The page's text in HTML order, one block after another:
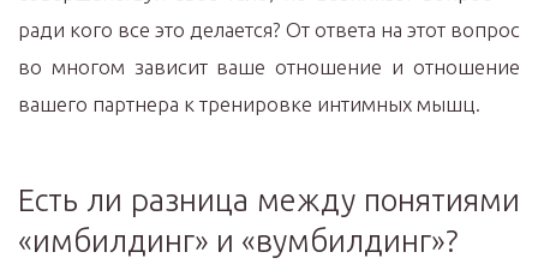
ради кого все это делается? От ответа на этот вопрос
во многом зависит ваше отношение и отношение
вашего партнера к тренировке интимных мышц.
Есть ли разница между понятиями
«имбилдинг» и «вумбилдинг»?